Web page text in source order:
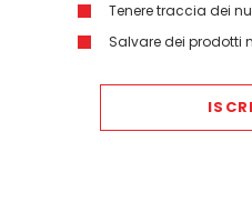
Tenere traccia dei
Salvare dei prodotti